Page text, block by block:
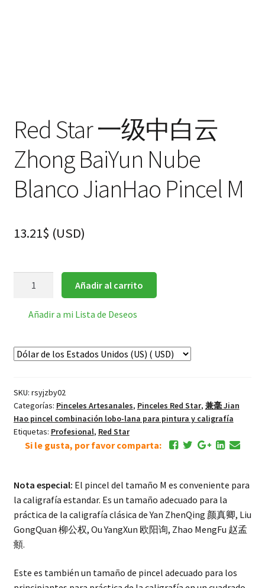
Red Star 一级中白云
Zhong BaiYun Nube
Blanco JianHao Pincel M
13.21$ (USD)
白
BaiYun
Nube
Blanco
JianHao
cantidad
Añadir al carrito
Añadir a mi Lista de Deseos
SKU: rsyjzby02
Categorías: Pinceles Artesanales, Pinceles Red Star, 兼毫 Jian
Hao pincel combinación lobo-lana para pintura y caligrafía
Etiquetas: Profesional, Red Star
Si le gusta, por favor comparta:
Nota especial: El pincel del tamaño M es conveniente para
la caligrafía estandar. Es un tamaño adecuado para la
práctica de la caligrafía clásica de Yan ZhenQing 颜真卿, Liu
GongQuan 柳公权, Ou YangXun 欧阳询, Zhao MengFu 赵孟
頫.
Este es también un tamaño de pincel adecuado para los